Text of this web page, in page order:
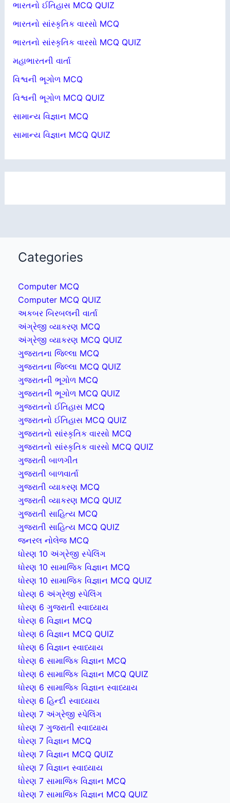
ભારતનો ઈતિહાસ MCQ QUIZ
ભારતનો સાંસ્કૃતિક વારસો MCQ
ભારતનો સાંસ્કૃતિક વારસો MCQ QUIZ
મહાભારતની વાર્તા
વિશ્વની ભૂગોળ MCQ
વિશ્વની ભૂગોળ MCQ QUIZ
સામાન્ય વિજ્ઞાન MCQ
સામાન્ય વિજ્ઞાન MCQ QUIZ
Categories
Computer MCQ
Computer MCQ QUIZ
અકબર બિરબલની વાર્તા
અંગ્રેજી વ્યાકરણ MCQ
અંગ્રેજી વ્યાકરણ MCQ QUIZ
ગુજરાતના જિલ્લા MCQ
ગુજરાતના જિલ્લા MCQ QUIZ
ગુજરાતની ભૂગોળ MCQ
ગુજરાતની ભૂગોળ MCQ QUIZ
ગુજરાતનો ઈતિહાસ MCQ
ગુજરાતનો ઈતિહાસ MCQ QUIZ
ગુજરાતનો સાંસ્કૃતિક વારસો MCQ
ગુજરાતનો સાંસ્કૃતિક વારસો MCQ QUIZ
ગુજરાતી બાળગીત
ગુજરાતી બાળવાર્તા
ગુજરાતી વ્યાકરણ MCQ
ગુજરાતી વ્યાકરણ MCQ QUIZ
ગુજરાતી સાહિત્ય MCQ
ગુજરાતી સાહિત્ય MCQ QUIZ
જનરલ નોલેજ MCQ
ધોરણ 10 અંગ્રેજી સ્પેલિંગ
ધોરણ 10 સામાજિક વિજ્ઞાન MCQ
ધોરણ 10 સામાજિક વિજ્ઞાન MCQ QUIZ
ધોરણ 6 અંગ્રેજી સ્પેલિંગ
ધોરણ 6 ગુજરાતી સ્વાધ્યાય
ધોરણ 6 વિજ્ઞાન MCQ
ધોરણ 6 વિજ્ઞાન MCQ QUIZ
ધોરણ 6 વિજ્ઞાન સ્વાધ્યાય
ધોરણ 6 સામાજિક વિજ્ઞાન MCQ
ધોરણ 6 સામાજિક વિજ્ઞાન MCQ QUIZ
ધોરણ 6 સામાજિક વિજ્ઞાન સ્વાધ્યાય
ધોરણ 6 હિન્દી સ્વાધ્યાય
ધોરણ 7 અંગ્રેજી સ્પેલિંગ
ધોરણ 7 ગુજરાતી સ્વાધ્યાય
ધોરણ 7 વિજ્ઞાન MCQ
ધોરણ 7 વિજ્ઞાન MCQ QUIZ
ધોરણ 7 વિજ્ઞાન સ્વાધ્યાય
ધોરણ 7 સામાજિક વિજ્ઞાન MCQ
ધોરણ 7 સામાજિક વિજ્ઞાન MCQ QUIZ